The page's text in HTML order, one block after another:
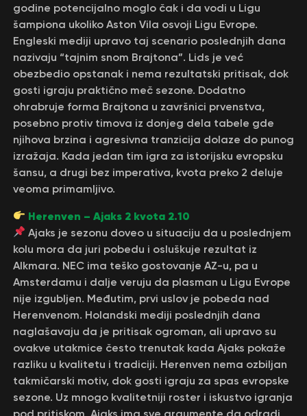
godine potencijalno moglo čak i da vodi u Ligu
šampiona ukoliko Aston Vila osvoji Ligu Evrope.
Engleski mediji upravo taj scenario poslednjih dana
nazivaju “tajnim snom Brajtona”. Lids je već
obezbedio opstanak i nema rezultatski pritisak, dok
gosti igraju praktično meč sezone. Dodatno
ohrabruje forma Brajtona u završnici prvenstva,
posebno protiv timova iz donjeg dela tabele gde
njihova brzina i agresivna tranzicija dolaze do punog
izražaja. Kada jedan tim igra za istorijsku evropsku
šansu, a drugi bez imperativa, kvota preko 2 deluje
veoma primamljivo.
Herenven – Ajaks 2 kvota 2.10
Ajaks je sezonu doveo u situaciju da u poslednjem
kolu mora da juri pobedu i osluškuje rezultat iz
Alkmara. NEC ima teško gostovanje AZ-u, pa u
Amsterdamu i dalje veruju da plasman u Ligu Evrope
nije izgubljen. Međutim, prvi uslov je pobeda nad
Herenvenom. Holandski mediji poslednjih dana
naglašavaju da je pritisak ogroman, ali upravo su
ovakve utakmice često trenutak kada Ajaks pokaže
razliku u kvalitetu i tradiciji. Herenven nema ozbiljan
takmičarski motiv, dok gosti igraju za spas evropske
sezone. Uz mnogo kvalitetniji roster i iskustvo igranja
pod pritiskom, Ajaks ima sve argumente da odradi